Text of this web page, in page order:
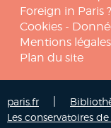
Foreign in Paris ?
Cookies -
Mentions légales
Plan du site
paris.fr
Les conservatoires